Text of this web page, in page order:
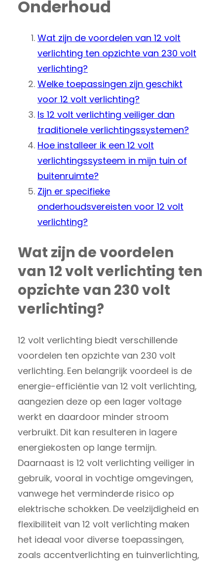
Onderhoud
Wat zijn de voordelen van 12 volt
verlichting ten opzichte van 230 volt
verlichting?
Welke toepassingen zijn geschikt
voor 12 volt verlichting?
Is 12 volt verlichting veiliger dan
traditionele verlichtingssystemen?
Hoe installeer ik een 12 volt
verlichtingssysteem in mijn tuin of
buitenruimte?
Zijn er specifieke
onderhoudsvereisten voor 12 volt
verlichting?
Wat zijn de voordelen
van 12 volt verlichting ten
opzichte van 230 volt
verlichting?
12 volt verlichting biedt verschillende
voordelen ten opzichte van 230 volt
verlichting. Een belangrijk voordeel is de
energie-efficiëntie van 12 volt verlichting,
aangezien deze op een lager voltage
werkt en daardoor minder stroom
verbruikt. Dit kan resulteren in lagere
energiekosten op lange termijn.
Daarnaast is 12 volt verlichting veiliger in
gebruik, vooral in vochtige omgevingen,
vanwege het verminderde risico op
elektrische schokken. De veelzijdigheid en
flexibiliteit van 12 volt verlichting maken
het ideaal voor diverse toepassingen,
zoals accentverlichting en tuinverlichting,